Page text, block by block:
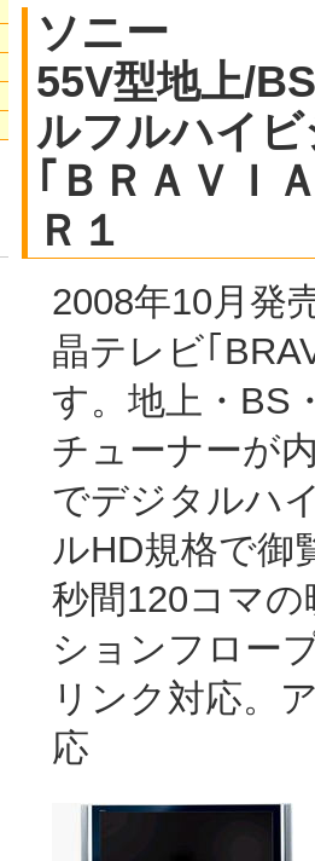
ソニー
55V型地上/
ルフルハイ
｢ＢＲＡＶＩ
Ｒ１
2008年10月発
晶テレビ｢
す。地上・BS
チューナーが
でデジタルハ
ルHD規格で御
秒間120コマ
ションフロー
リンク対応。
応